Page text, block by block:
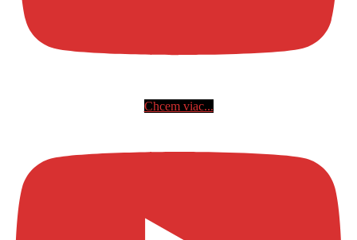
Chcem viac...